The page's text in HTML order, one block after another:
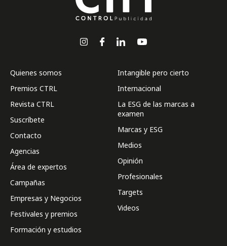
Quienes somos
Premios CTRL
Revista CTRL
Suscríbete
Contacto
Agencias
Área de expertos
Campañas
Empresas y Negocios
Festivales y premios
Formación y estudios
Intangible pero cierto
Internacional
La ESG de las marcas a
examen
Marcas y ESG
Medios
Opinión
Profesionales
Targets
Videos